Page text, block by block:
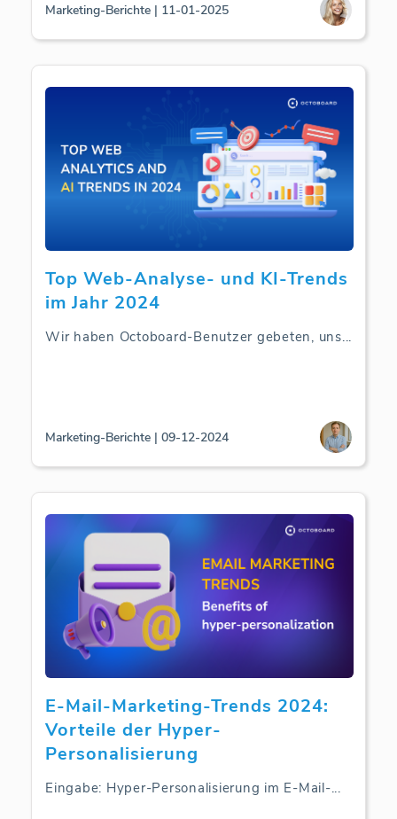
Marketing-Berichte | 11-01-2025
Top Web-Analyse- und KI-Trends
im Jahr 2024
Wir haben Octoboard-Benutzer gebeten, uns...
Marketing-Berichte | 09-12-2024
E-Mail-Marketing-Trends 2024:
Vorteile der Hyper-
Personalisierung
Eingabe: Hyper-Personalisierung im E-Mail-...